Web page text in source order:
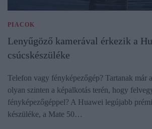
PIACOK
Lenyűgöző kamerával érkezik a
csúcskészüléke
Telefon vagy fényképezőgép? Tartanak már
olyan szinten a képalkotás terén, hogy
fényképezőgéppel? A Huawei legújabb
készüléke, a Mate 50…